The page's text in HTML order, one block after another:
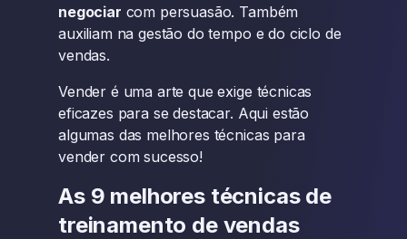
negociar com persuasão. Também
auxiliam na gestão do tempo e do ciclo de
vendas.
Vender é uma arte que exige técnicas
eficazes para se destacar. Aqui estão
algumas das melhores técnicas para
vender com sucesso!
As 9 melhores técnicas de
treinamento de vendas